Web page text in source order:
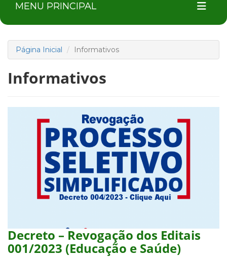
MENU PRINCIPAL
Página Inicial Informativos
Informativos
Decreto – Revogação dos Editais
001/2023 (Educação e Saúde)